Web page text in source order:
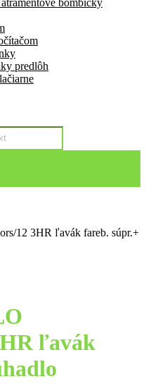
atramentové bombičky
predlôh
12 3HR ľavák fareb. súpr.+
ľavák